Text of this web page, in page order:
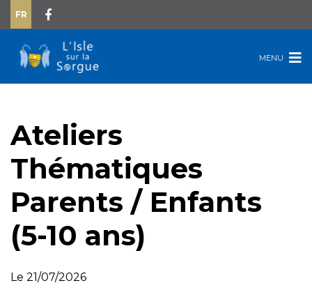
FR
MENU
Ateliers
Thématiques
Parents / Enfants
(5-10 ans)
Le 21/07/2026